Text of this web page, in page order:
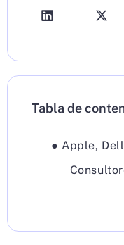
Tabla de
● Apple, Dell